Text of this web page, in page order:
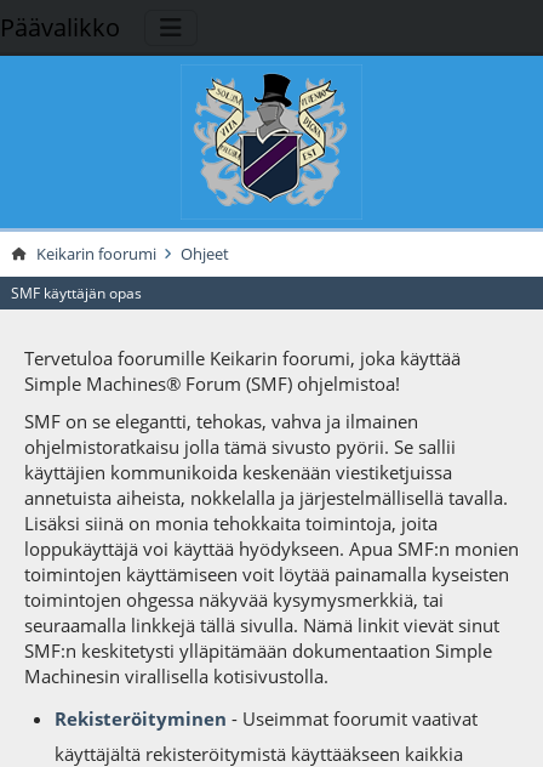
Päävalikko
Keikarin foorumi Ohjeet
SMF käyttäjän opas
Tervetuloa foorumille Keikarin foorumi, joka käyttää
Simple Machines® Forum (SMF) ohjelmistoa!
SMF on se elegantti, tehokas, vahva ja ilmainen
ohjelmistoratkaisu jolla tämä sivusto pyörii. Se sallii
käyttäjien kommunikoida keskenään viestiketjuissa
annetuista aiheista, nokkelalla ja järjestelmällisellä tavalla.
Lisäksi siinä on monia tehokkaita toimintoja, joita
loppukäyttäjä voi käyttää hyödykseen. Apua SMF:n monien
toimintojen käyttämiseen voit löytää painamalla kyseisten
toimintojen ohgessa näkyvää kysymysmerkkiä, tai
seuraamalla linkkejä tällä sivulla. Nämä linkit vievät sinut
SMF:n keskitetysti ylläpitämään dokumentaation Simple
Machinesin virallisella kotisivustolla.
Rekisteröityminen - Useimmat foorumit vaativat
käyttäjältä rekisteröitymistä käyttääkseen kaikkia